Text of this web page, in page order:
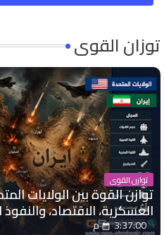
توزان القوى
توازن القوى
توازن القوة بين الولايات
العسكرية، الاقتصاد،
3:37:00 م